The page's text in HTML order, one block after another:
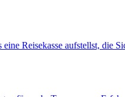
Reisekasse aufstellst, die